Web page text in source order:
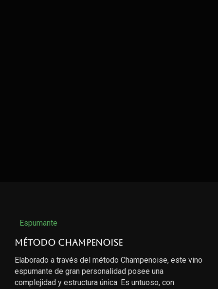
Espumante
Método Champenoise
Elaborado a través del método Champenoise, este vino
espumante de gran personalidad posee una
complejidad y estructura única. Es untuoso, con